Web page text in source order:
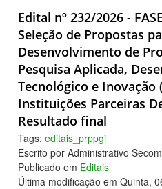
Edital nº 232/2026 -
Seleção de Propostas
Desenvolvimento de
Pesquisa Aplicada,
Tecnológico e Inovação
Instituições Parceiras
Resultado final
Tags: editais_prppgi
Escrito por Administrativo Secom
Publicado em Editais
Última modificação em Quinta,